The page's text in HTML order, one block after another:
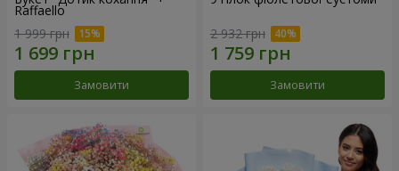
Raffaello
1 999 грн
Замовити
2 932 грн
Замовити